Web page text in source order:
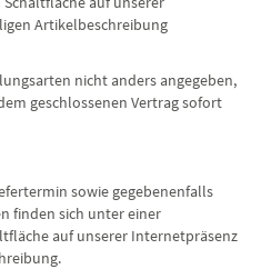
Artikelbeschreibung
nicht anders angegeben,
geschlossenen Vertrag sofort
sowie gegebenenfalls
finden sich unter einer
auf unserer Internetpräsenz